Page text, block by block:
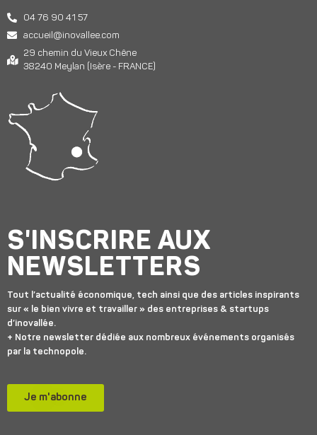
04 76 90 41 57
accueil@inovallee.com
29 chemin du Vieux Chêne
38240 Meylan (Isère - FRANCE)
S'INSCRIRE AUX
NEWSLETTERS
Tout l’actualité économique, tech ainsi que des articles inspirants
sur « le bien vivre et travailler » des entreprises & startups
d’inovallée.
+ Notre newsletter dédiée aux nombreux événements organisés
par la technopole.
Je m'abonne